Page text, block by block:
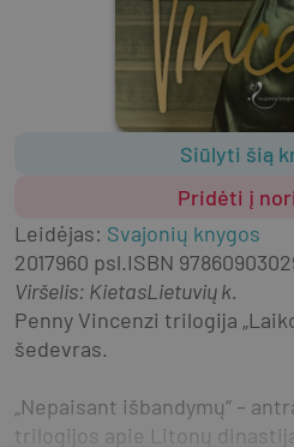
Siūlyti šią
Pridėti į
Leidėjas: Svajonių knygos
2017960 psl.ISBN
Viršelis: KietasLietuvių k.
Penny Vincenzi trilogija
šedevras.
„Nepaisant išbandymų“ –
trilogijos apie Litonų